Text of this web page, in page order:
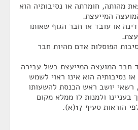
מהותה, חומרתה או נסיבותיה הוא
המייעצת.
או עובד או חבר הגוף שאותו
הפוסלות אדם מהיות חבר
חבר המועצה המייעצת בשל עבירה
נסיבותיה הוא אינו ראוי לשמש
רשאי יושב ראש הכנסת להשעותו
בעניינו ולמנות לו ממלא מקום
סעיף 17(א).